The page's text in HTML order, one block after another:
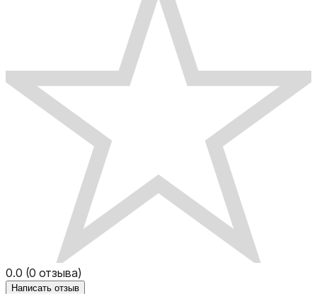
0.0 (0 отзыва)
Написать отзыв